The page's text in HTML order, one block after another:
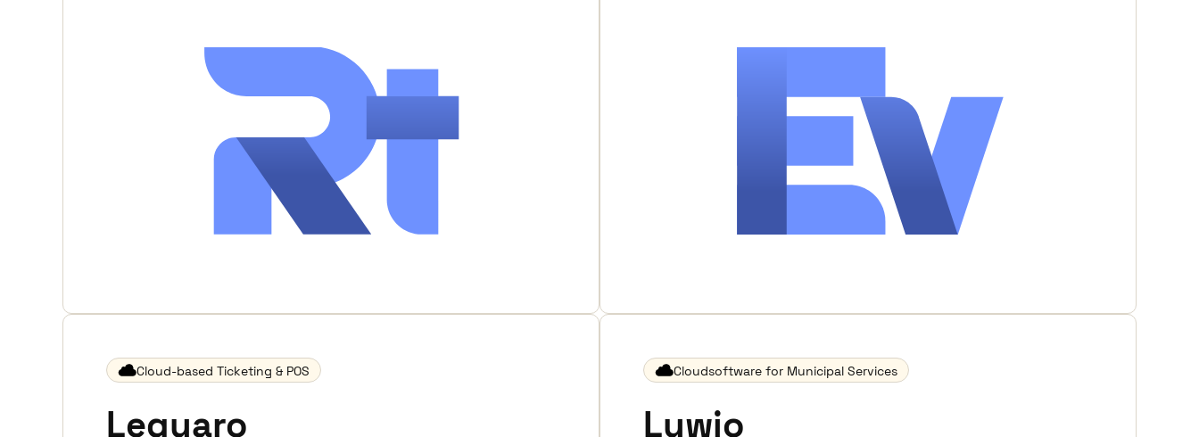
Cloud-based Ticketing & POS
Lequaro
Cloudsoftware for Municipal Services
Luwio